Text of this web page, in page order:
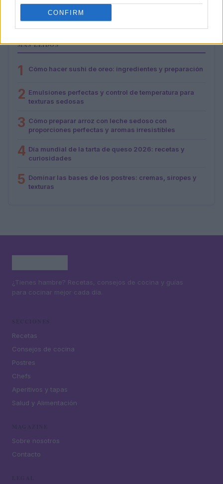
CONFIRM
Lucía Fernández · 2 Ago 2026
MÁS LEÍDOS
1 Cómo hacer sushi de oreo: ingredientes y preparación
2 Emulsiones perfectas y control de temperatura para
texturas sedosas
3 Cómo preparar arroz con leche sedoso con
proporciones perfectas y aromas irresistibles
4 Día mundial de la tarta de queso 2026: recetas y
curiosidades
5 Dominar las bases de los postres: cremas, siropes y
texturas
¿Tienes hambre? Recetas, consejos de cocina y guías
para cocinar mejor cada día.
Recetas
Consejos de cocina
Postres
Chefs
Aperitivos y tapas
Salud y Alimentación
Sobre nosotros
Contacto